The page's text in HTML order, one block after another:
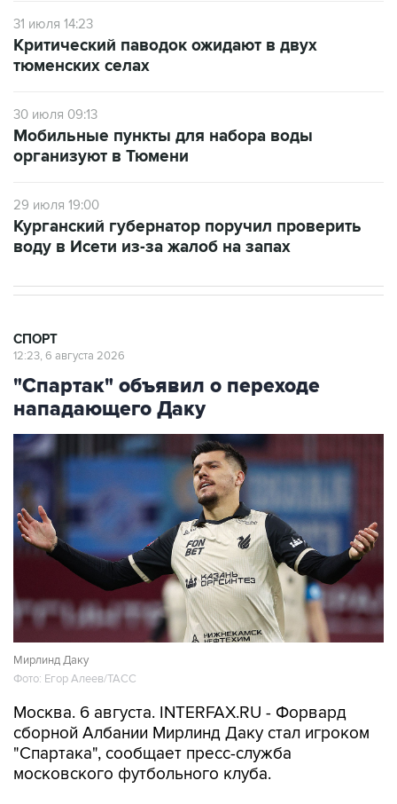
31 июля 14:23
Критический паводок ожидают в двух
тюменских селах
30 июля 09:13
Мобильные пункты для набора воды
организуют в Тюмени
29 июля 19:00
Курганский губернатор поручил проверить
воду в Исети из-за жалоб на запах
СПОРТ
12:23, 6 августа 2026
"Спартак" объявил о переходе
нападающего Даку
Мирлинд Даку
Фото: Егор Алеев/ТАСС
Москва. 6 августа. INTERFAX.RU - Форвард
сборной Албании Мирлинд Даку стал игроком
"Спартака", сообщает пресс-служба
московского футбольного клуба.